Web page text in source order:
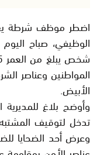
اضطر موظف شرطة
الوظيفي، صباح
المواطنين وعناصر
الأبيض.
وأوضح بلاغ
تدخل لتوقيف
وعرض أحد الضحايا